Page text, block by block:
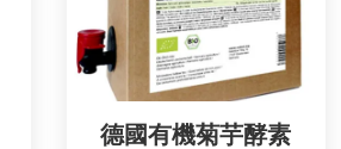
德國有機菊芋酵素